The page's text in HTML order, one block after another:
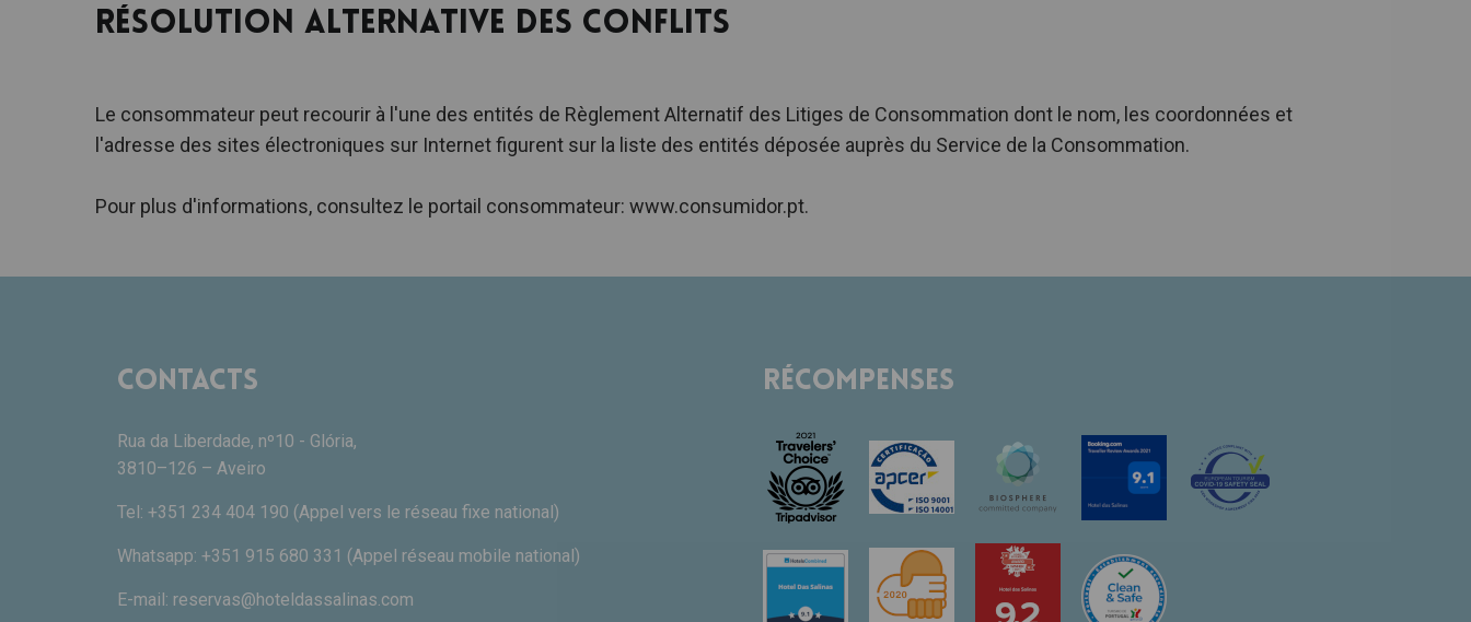
Résolution Alternative des Conflits
Le consommateur peut recourir à l'une des entités de Règlement Alternatif des Litiges de Consommation dont le nom, les coordonnées et
l'adresse des sites électroniques sur Internet figurent sur la liste des entités déposée auprès du Service de la Consommation.
Pour plus d'informations, consultez le portail consommateur: www.consumidor.pt.
Contacts
Rua da Liberdade, nº10 - Glória,
3810–126 – Aveiro
Tel: +351 234 404 190 (Appel vers le réseau fixe national)
Whatsapp: +351 915 680 331 (Appel réseau mobile national)
E-mail: reservas@hoteldassalinas.com
Récompenses